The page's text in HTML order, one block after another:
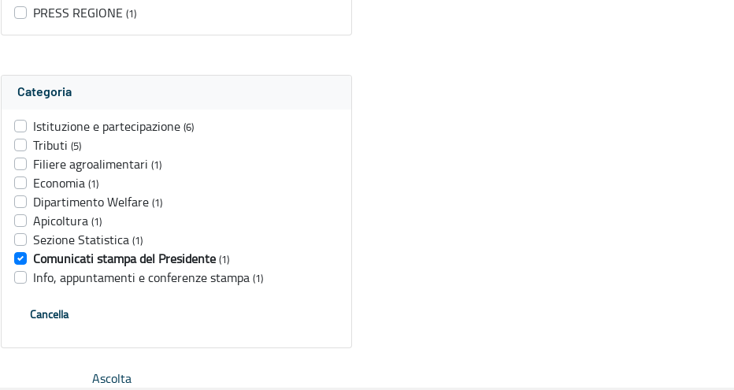
PRESS REGIONE (1)
Categoria
Istituzione e partecipazione (6)
Tributi (5)
Filiere agroalimentari (1)
Economia (1)
Dipartimento Welfare (1)
Apicoltura (1)
Sezione Statistica (1)
Comunicati stampa del Presidente (1)
Info, appuntamenti e conferenze stampa (1)
Cancella
Ascolta